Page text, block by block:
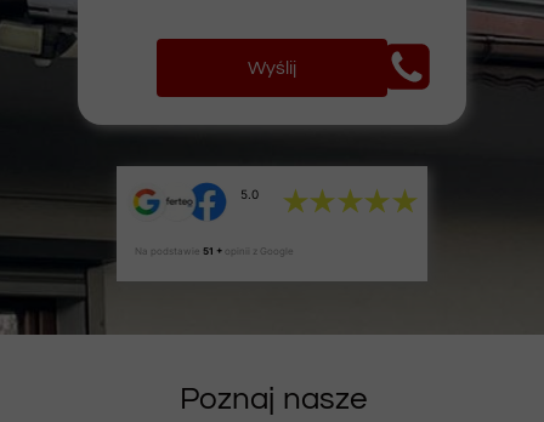
Wyślij
5.0
Na podstawie 51 + opinii z Google
Poznaj nasze